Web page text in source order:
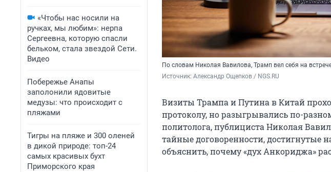
«Чтобы нас носили на
ручках, мы любим»: нерпа
Сергеевна, которую спасли
бельком, стала звездой Сети.
Видео
Побережье Анапы
заполонили ядовитые
медузы: что происходит с
пляжами
Тигры на пляже и 300 оленей
в дикой природе: топ-24
самых красивых бухт
Приморского края
По словам Николая Вавилова, Трамп вел себя на
Источник: Александр Ощепков / NGS.RU
Визиты Трампа и Путина в Китай
протоколу, но разыгрывались по-
политолога, публициста Николая
тайные договоренности, достигнутые
объяснить, почему «дух Анкориджа»